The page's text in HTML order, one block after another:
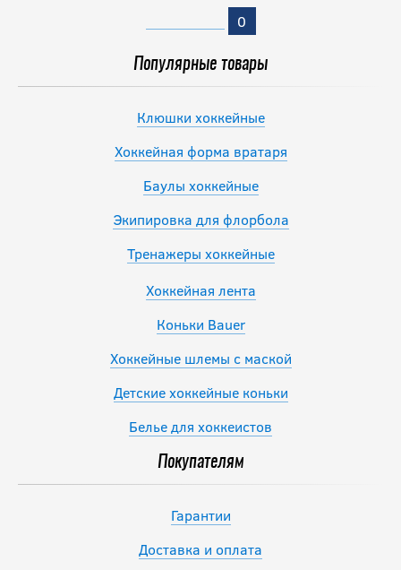
0
Популярные товары
Клюшки хоккейные
Хоккейная форма вратаря
Баулы хоккейные
Экипировка для флорбола
Тренажеры хоккейные
Хоккейная лента
Коньки Bauer
Хоккейные шлемы с маской
Детские хоккейные коньки
Белье для хоккеистов
Покупателям
Гарантии
Доставка и оплата